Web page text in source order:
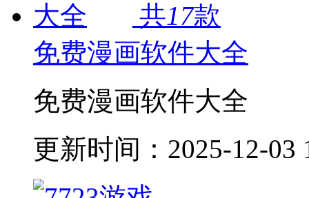
共17款
免费漫画软件大全
免费漫画软件大全
更新时间： 2025-12-03